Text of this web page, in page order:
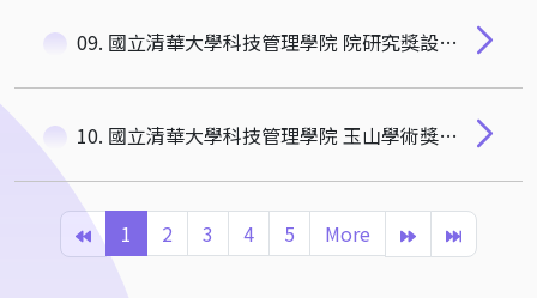
09. 國立清華大學科技管理學院 院研究獎設置辦法
10. 國立清華大學科技管理學院 玉山學術獎設置辦法
1 2 3 4 5 More